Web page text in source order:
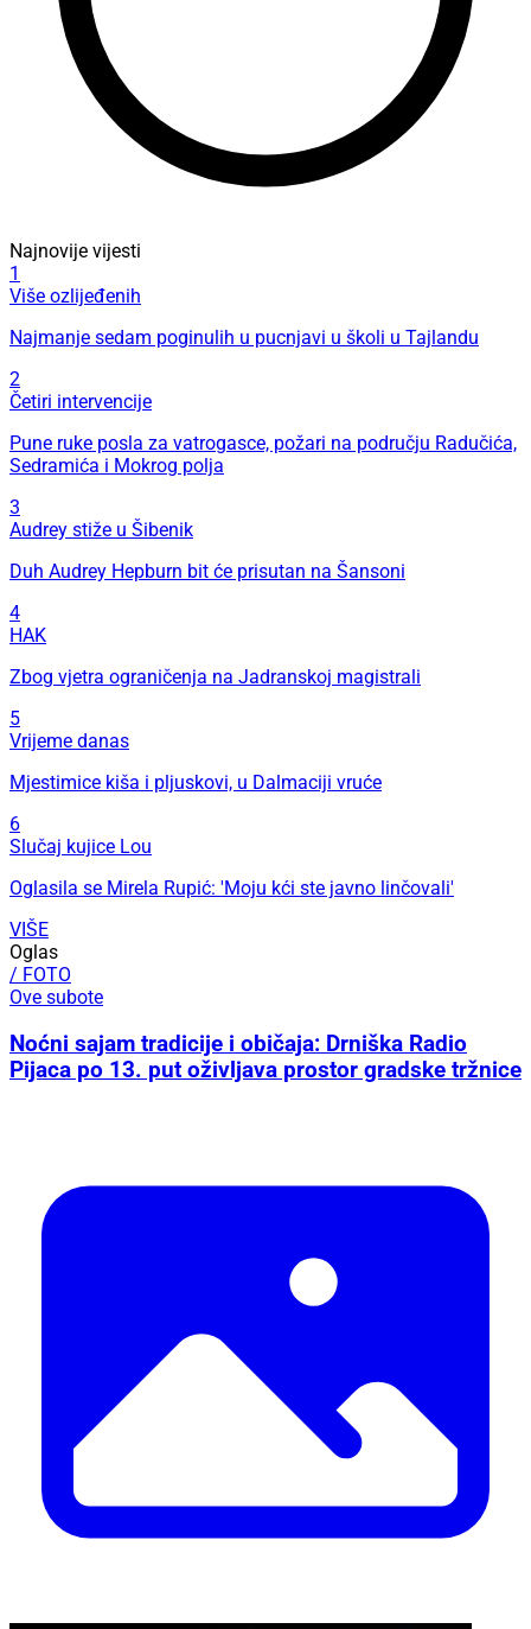
Najnovije vijesti
1
Više ozlijeđenih
Najmanje sedam poginulih u pucnjavi u školi u Tajlandu
2
Četiri intervencije
Pune ruke posla za vatrogasce, požari na području Radučića,
Sedramića i Mokrog polja
3
Audrey stiže u Šibenik
Duh Audrey Hepburn bit će prisutan na Šansoni
4
HAK
Zbog vjetra ograničenja na Jadranskoj magistrali
5
Vrijeme danas
Mjestimice kiša i pljuskovi, u Dalmaciji vruće
6
Slučaj kujice Lou
Oglasila se Mirela Rupić: 'Moju kći ste javno linčovali'
VIŠE
Oglas
/ FOTO
Ove subote
Noćni sajam tradicije i običaja: Drniška Radio
Pijaca po 13. put oživljava prostor gradske tržnice